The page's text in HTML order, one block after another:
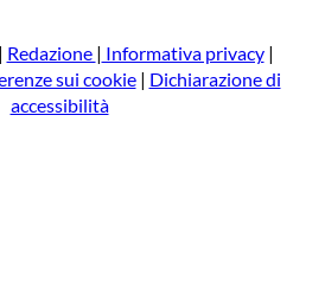
a
Redazione | Informativa privacy|
sui cookie| Dichiarazione di
accessibilità